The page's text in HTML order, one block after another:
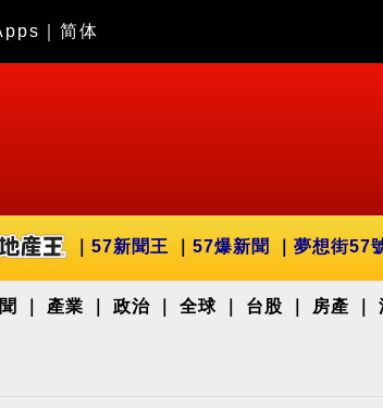
简体
57新聞王 57爆新聞 夢想街57
產業 政治 全球 台股 房產